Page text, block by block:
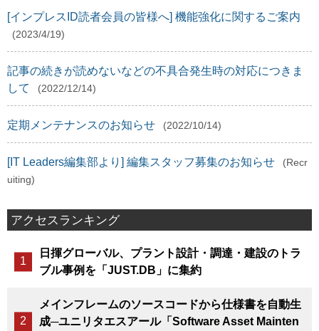
[インプレスID読者会員の皆様へ] 機能強化に関するご案内
(2023/4/19)
記事の続きが読めないなどの不具合発生時の対応につきま
して
(2022/12/14)
定期メンテナンスのお知らせ (2022/10/14)
[IT Leaders編集部より] 編集スタッフ募集のお知らせ
(Recr
uiting)
アクセスランキング
日揮グローバル、プラント設計・調達・建設のトラ
ブル事例を「JUST.DB」に集約
メインフレームのソースコードから仕様書を自動生
成─ユニリタエスアール「Software Asset Mainten